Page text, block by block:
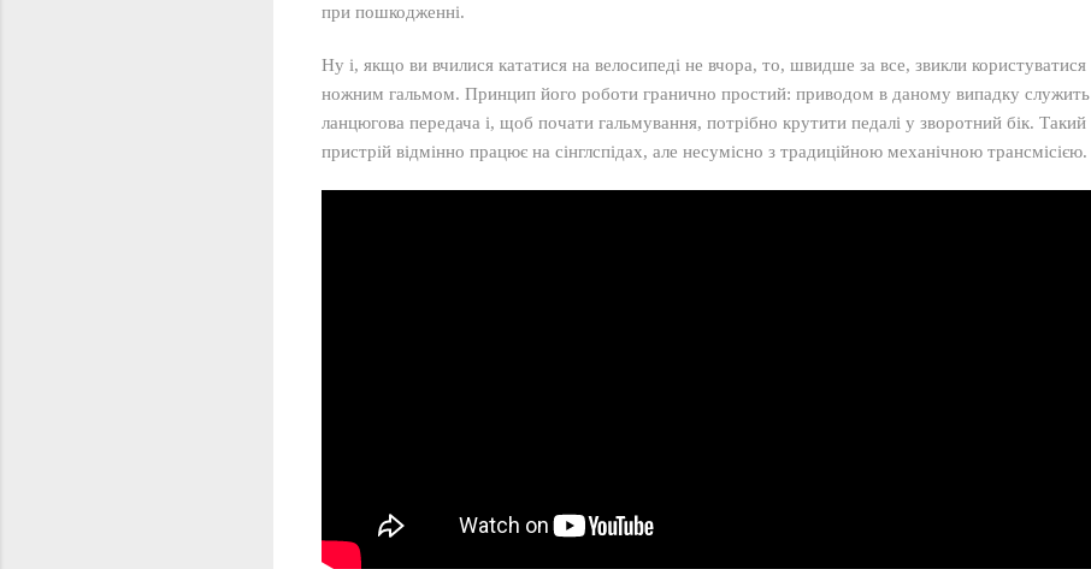
при пошкодженні.
Ну і, якщо ви вчилися кататися на велосипеді не вчора, то, швидше за все, звикли користуватися
ножним гальмом. Принцип його роботи гранично простий: приводом в даному випадку служить
ланцюгова передача і, щоб почати гальмування, потрібно крутити педалі у зворотний бік. Такий
пристрій відмінно працює на сінглспідах, але несумісно з традиційною механічною трансмісією.